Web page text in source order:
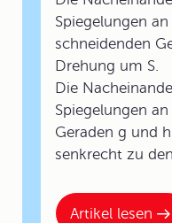
Artikel lesen
Spiegelungen
schneidenden
Drehung um S.
Die
Spiegelungen
Geraden g und
senkrecht zu